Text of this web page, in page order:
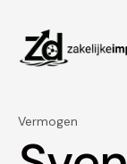
Vermogen